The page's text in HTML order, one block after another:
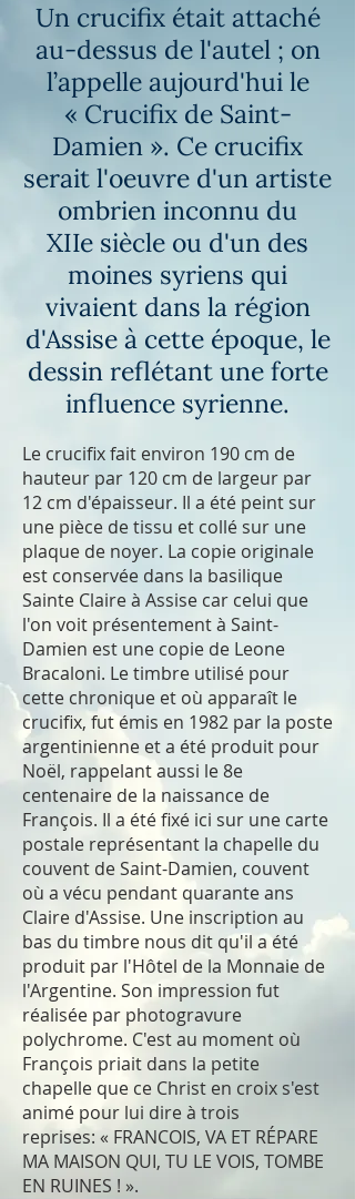
Un crucifix était attaché
au-dessus de l'autel ; on
l’appelle aujourd'hui le
« Crucifix de Saint-
Damien ». Ce crucifix
serait l'oeuvre d'un artiste
ombrien inconnu du
XIIe siècle ou d'un des
moines syriens qui
vivaient dans la région
d'Assise à cette époque, le
dessin reflétant une forte
influence syrienne.
Le crucifix fait environ 190 cm de
hauteur par 120 cm de largeur par
12 cm d'épaisseur. Il a été peint sur
une pièce de tissu et collé sur une
plaque de noyer. La copie originale
est conservée dans la basilique
Sainte Claire à Assise car celui que
l'on voit présentement à Saint-
Damien est une copie de Leone
Bracaloni. Le timbre utilisé pour
cette chronique et où apparaît le
crucifix, fut émis en 1982 par la poste
argentinienne et a été produit pour
Noël, rappelant aussi le 8e
centenaire de la naissance de
François. Il a été fixé ici sur une carte
postale représentant la chapelle du
couvent de Saint-Damien, couvent
où a vécu pendant quarante ans
Claire d'Assise. Une inscription au
bas du timbre nous dit qu'il a été
produit par l'Hôtel de la Monnaie de
l'Argentine. Son impression fut
réalisée par photogravure
polychrome. C'est au moment où
François priait dans la petite
chapelle que ce Christ en croix s'est
animé pour lui dire à trois
reprises: « FRANCOIS, VA ET RÉPARE
MA MAISON QUI, TU LE VOIS, TOMBE
EN RUINES ! ».